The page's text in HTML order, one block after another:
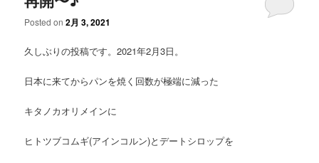
Posted on2月 3, 2021
久しぶりの投稿です。2021年2月3日。
日本に来てからパンを焼く回数が極端に減った
キタノカオリメインに
ヒトツブコムギ(アインコルン)とデートシロップを